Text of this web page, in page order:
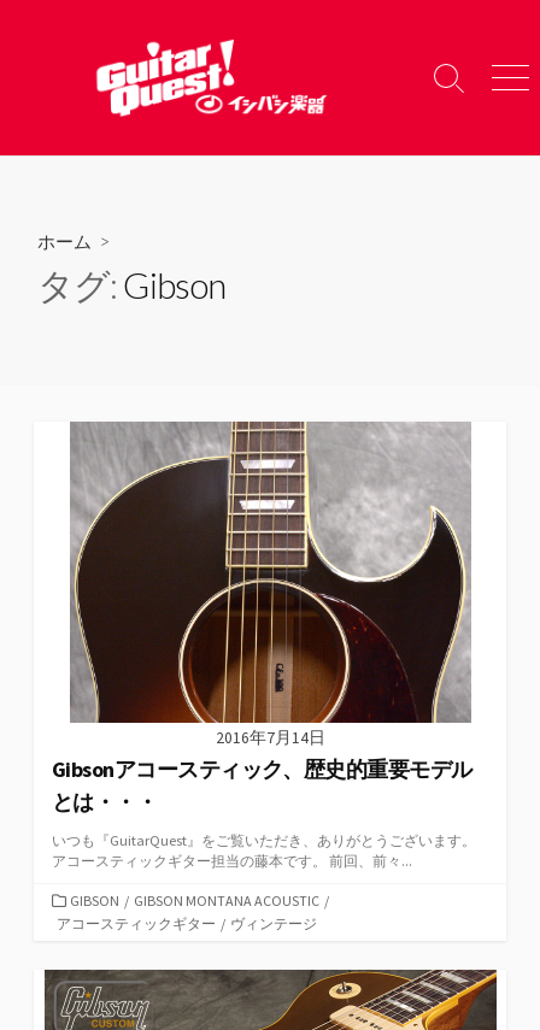
へ
検
り
メ
ー
ホーム >
タグ:Gibson
2016年7月14日
Gibsonアコースティック、歴史的重要モデル
とは・・・
いつも『GuitarQuest』をご覧いただき、ありがとうございます。
アコースティックギター担当の藤本です。 前回、前々...
カ
テ
リ
ー
GIBSON / GIBSON MONTANA ACOUSTIC /
アコースティックギター / ヴィンテージ